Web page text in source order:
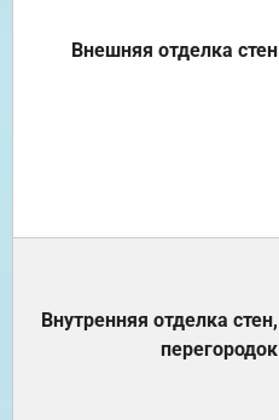
Внешняя отделка стен
Внутренняя отделка стен,
перегородок